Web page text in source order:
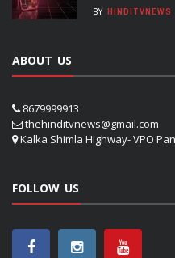
BY HINDITVNEWS
ABOUT US
8679999913
thehinditvnews@gmail.com
Kalka Shimla Highway- VPO
FOLLOW US